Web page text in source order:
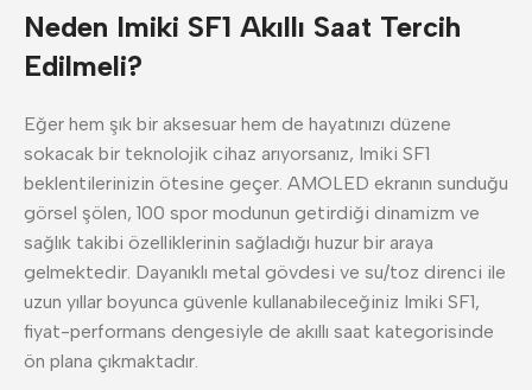
Neden Imiki SF1 Akıllı Saat Tercih
Edilmeli?
Eğer hem şık bir aksesuar hem de hayatınızı düzene
sokacak bir teknolojik cihaz arıyorsanız, Imiki SF1
beklentilerinizin ötesine geçer. AMOLED ekranın sunduğu
görsel şölen, 100 spor modunun getirdiği dinamizm ve
sağlık takibi özelliklerinin sağladığı huzur bir araya
gelmektedir. Dayanıklı metal gövdesi ve su/toz direnci ile
uzun yıllar boyunca güvenle kullanabileceğiniz Imiki SF1,
fiyat-performans dengesiyle de akıllı saat kategorisinde
ön plana çıkmaktadır.